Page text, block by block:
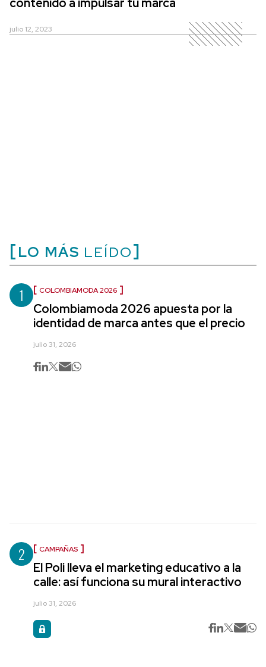
julio 12, 2023
LO MÁS LEÍDO
1 COLOMBIAMODA 2026
Colombiamoda 2026 apuesta por la
identidad de marca antes que el precio
julio 31, 2026
2 CAMPAÑAS
El Poli lleva el marketing educativo a la
calle: así funciona su mural interactivo
julio 31, 2026